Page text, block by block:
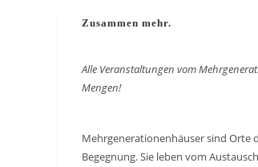
Zusammen mehr.
Alle Veranstaltungen vom
Mengen!
Mehrgenerationenhäuser sind Orte
Begegnung. Sie leben vom